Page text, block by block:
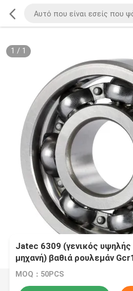
1 / 1
Jatec 6309 (γενικός
μηχανή) βαθιά ρουλεμάν
αυλακιού
MOQ：50PCS